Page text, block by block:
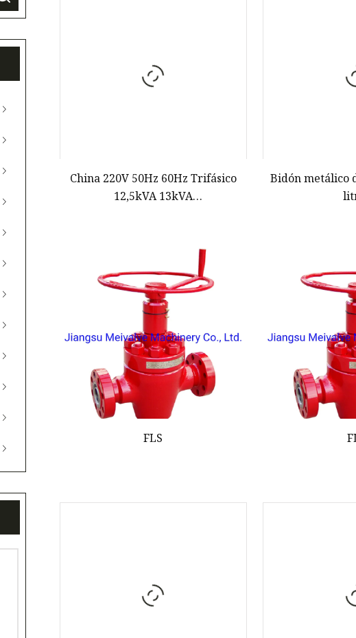
China 220V 50Hz 60Hz Trifásico
12,5kVA 13kVA
eléctrico/Generación/Generación
Precio a prueba de sonido
Bidón metálico
FLS